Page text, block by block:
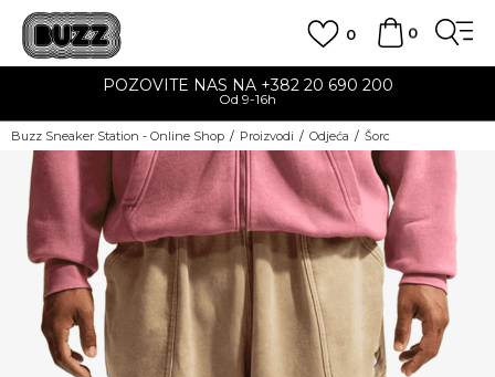
0
0
POZOVITE NAS NA +382 20 690 200
Od 9-16h
Buzz Sneaker Station - Online Shop Proizvodi Odjeća Šorc